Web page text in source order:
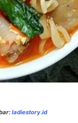
ladiestory.id